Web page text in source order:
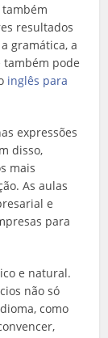
resultados
gramática, a
também pode
inglês para
expressões
disso,
mais
As aulas
e
para
e natural.
não só
como